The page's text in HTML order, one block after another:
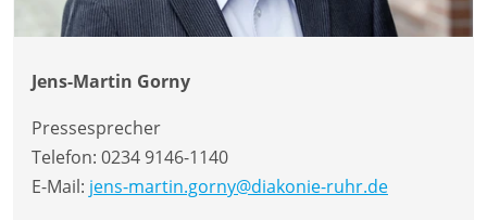
Jens-Martin Gorny
Pressesprecher
Telefon: 0234 9146-1140
E-Mail: jens-martin.gorny@diakonie-ruhr.de